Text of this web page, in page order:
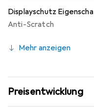
Displayschutz
Anti-Scratch
Mehr anzeigen
Preisentwicklung